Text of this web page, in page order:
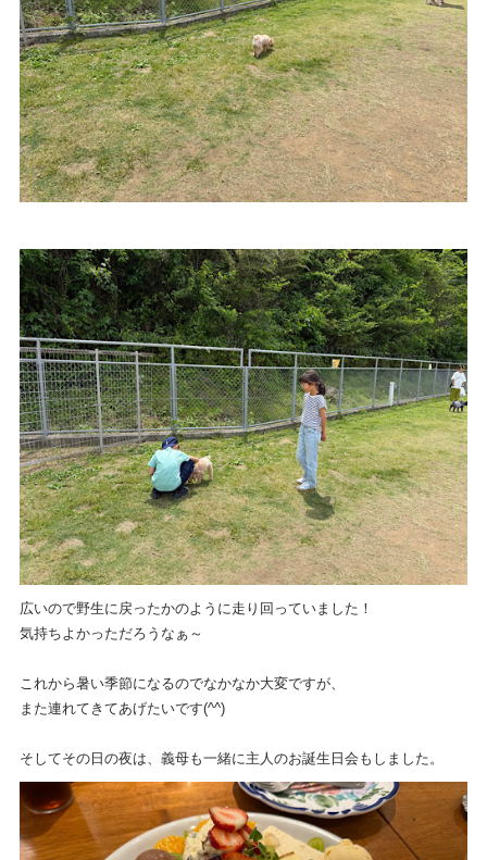
広いので野生に戻ったかのように走り回っていました！
気持ちよかっただろうなぁ～
これから暑い季節になるのでなかなか大変ですが、
また連れてきてあげたいです(^^)
そしてその日の夜は、義母も一緒に主人のお誕生日会もしました。